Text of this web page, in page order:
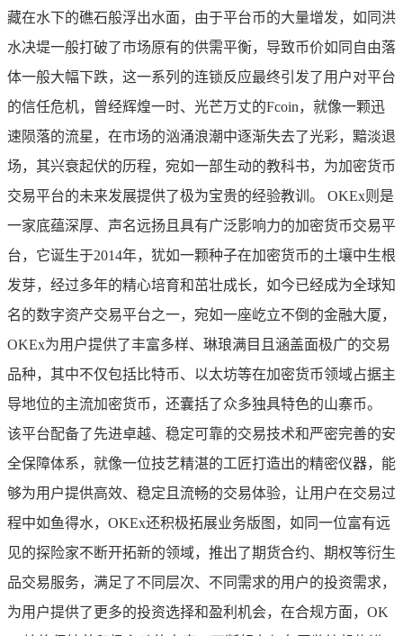
藏在水下的礁石般浮出水面，由于平台币的大量增发，如同洪
水决堤一般打破了市场原有的供需平衡，导致币价如同自由落
体一般大幅下跌，这一系列的连锁反应最终引发了用户对平台
的信任危机，曾经辉煌一时、光芒万丈的Fcoin，就像一颗迅
速陨落的流星，在市场的汹涌浪潮中逐渐失去了光彩，黯淡退
场，其兴衰起伏的历程，宛如一部生动的教科书，为加密货币
交易平台的未来发展提供了极为宝贵的经验教训。 OKEx则是
一家底蕴深厚、声名远扬且具有广泛影响力的加密货币交易平
台，它诞生于2014年，犹如一颗种子在加密货币的土壤中生根
发芽，经过多年的精心培育和茁壮成长，如今已经成为全球知
名的数字资产交易平台之一，宛如一座屹立不倒的金融大厦，
OKEx为用户提供了丰富多样、琳琅满目且涵盖面极广的交易
品种，其中不仅包括比特币、以太坊等在加密货币领域占据主
导地位的主流加密货币，还囊括了众多独具特色的山寨币。
该平台配备了先进卓越、稳定可靠的交易技术和严密完善的安
全保障体系，就像一位技艺精湛的工匠打造出的精密仪器，能
够为用户提供高效、稳定且流畅的交易体验，让用户在交易过
程中如鱼得水，OKEx还积极拓展业务版图，如同一位富有远
见的探险家不断开拓新的领域，推出了期货合约、期权等衍生
品交易服务，满足了不同层次、不同需求的用户的投资需求，
为用户提供了更多的投资选择和盈利机会，在合规方面，OK